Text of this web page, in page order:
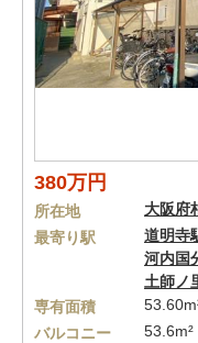
380万円
所在地 大阪府
最寄り駅
道明寺
河内国
土師ノ
専有面積
バルコニー
53.6m²